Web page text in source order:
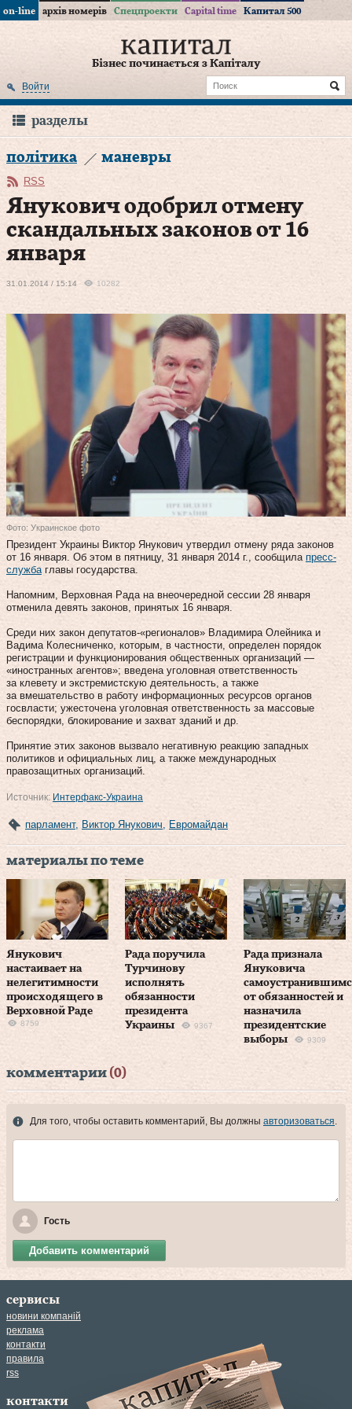
on-line архів номерів Спецпроекти Capital time Капитал 500
Бізнес починається з Капіталу
Войти
разделы
політика маневры
RSS
Янукович одобрил отмену
скандальных законов от 16
января
31.01.2014 / 15:14 10282
Фото: Украинское фото
Президент Украины Виктор Янукович утвердил отмену ряда законов
от 16 января. Об этом в пятницу, 31 января 2014 г., сообщила пресс-
служба главы государства.
Напомним, Верховная Рада на внеочередной сессии 28 января
отменила девять законов, принятых 16 января.
Среди них закон депутатов-«регионалов» Владимира Олейника и
Вадима Колесниченко, которым, в частности, определен порядок
регистрации и функционирования общественных организаций —
«иностранных агентов»; введена уголовная ответственность
за клевету и экстремистскую деятельность, а также
за вмешательство в работу информационных ресурсов органов
госвласти; ужесточена уголовная ответственность за массовые
беспорядки, блокирование и захват зданий и др.
Принятие этих законов вызвало негативную реакцию западных
политиков и официальных лиц, а также международных
правозащитных организаций.
Источник: Интерфакс-Украина
парламент, Виктор Янукович Евромайдан
материалы по теме
Янукович
настаивает на
нелегитимности
происходящего в
Верховной Раде
8759
Рада поручила
Турчинову
исполнять
обязанности
президента
Украины
9367
Рада признала
Януковича
от обязанностей и
назначила
президентские
выборы
9309
комментарии (0)
Для того, чтобы оставить комментарий, Вы должны авторизоваться.
Гость
Добавить комментарий
сервисы
новини компаній
реклама
контакти
правила
rss
контакти